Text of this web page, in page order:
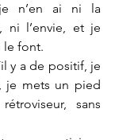
n’en ai ni la
ni l’envie, et je
le font.
y a de positif, je
je mets un pied
sans